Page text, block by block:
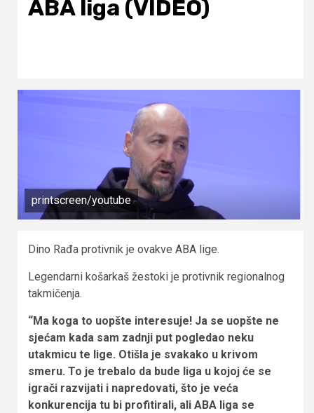
ABA liga (VIDEO)
printscreen/youtube
Dino Rađa protivnik je ovakve ABA lige.
Legendarni košarkaš žestoki je protivnik regionalnog
takmičenja.
“Ma koga to uopšte interesuje! Ja se uopšte ne
sjećam kada sam zadnji put pogledao neku
utakmicu te lige. Otišla je svakako u krivom
smeru. To je trebalo da bude liga u kojoj će se
igrači razvijati i napredovati, što je veća
konkurencija tu bi profitirali, ali ABA liga se